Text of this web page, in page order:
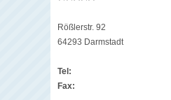
Rößlerstr. 92
64293 Darmstadt
Tel:
Fax: